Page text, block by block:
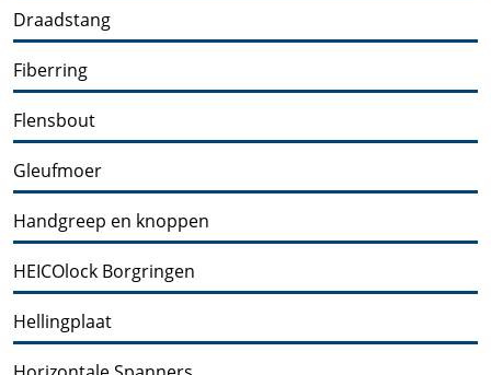
Draadstang
Fiberring
Flensbout
Gleufmoer
Handgreep en knoppen
HEICOlock Borgringen
Hellingplaat